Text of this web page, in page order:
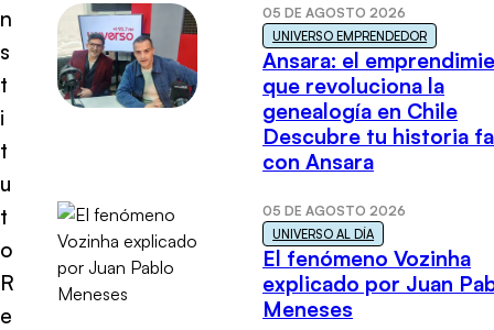
n
s
t
i
t
u
t
o
R
e
05 DE AGOSTO 2026
UNIVERSO EMPRENDEDOR
Ansara: el
que revoluciona la
genealogía en Chile
Descubre tu historia
con Ansara
05 DE AGOSTO 2026
UNIVERSO AL DÍA
El fenómeno Vozinha
explicado por Juan
Meneses